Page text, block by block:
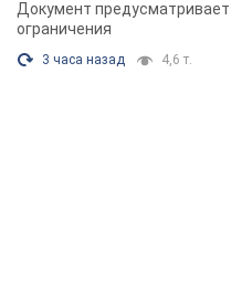
Документ
ограничения
3 часа назад 4,6 т.